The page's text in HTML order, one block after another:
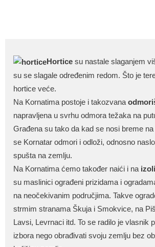
Hortice su nastale slaganjem
su se slagale određenim redom. Što je
hortice veće.
Na Kornatima postoje i takozvana
napravljena u svrhu odmora težaka na
Građena su tako da kad se nosi breme
se Kornatar odmori i odloži, odnosno
spušta na zemlju.
Na Kornatima ćemo također naići i na
su maslinici ograđeni prizidama i
na neočekivanim područjima. Takve
strmim stranama Škuja i Smokvice, na
Lavsi, Levrnaci itd. To se radilo je vlasnik
izbora nego obrađivati svoju zemlju bez